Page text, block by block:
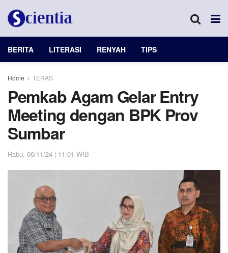
BERITA LITERASI RENYAH TIPS
Home TERAS
Pemkab Agam Gelar Entry
Meeting dengan BPK Prov
Sumbar
Rabu, 06/11/24 | 11:01 WIB